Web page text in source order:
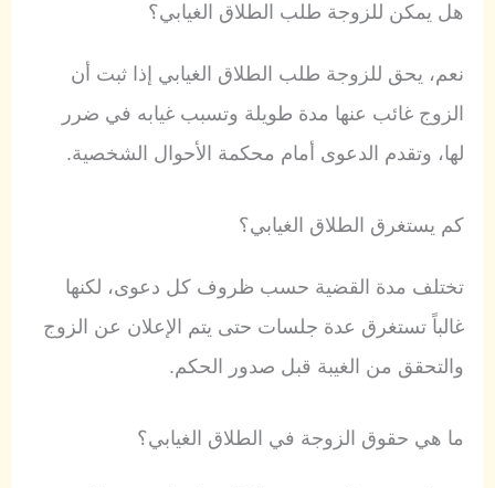
هل يمكن للزوجة طلب الطلاق الغيابي؟
نعم، يحق للزوجة طلب الطلاق الغيابي إذا ثبت أن
الزوج غائب عنها مدة طويلة وتسبب غيابه في ضرر
لها، وتقدم الدعوى أمام محكمة الأحوال الشخصية.
كم يستغرق الطلاق الغيابي؟
تختلف مدة القضية حسب ظروف كل دعوى، لكنها
غالباً تستغرق عدة جلسات حتى يتم الإعلان عن الزوج
والتحقق من الغيبة قبل صدور الحكم.
ما هي حقوق الزوجة في الطلاق الغيابي؟